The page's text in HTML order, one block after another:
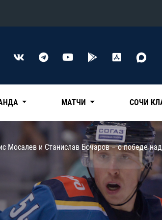
Конференция «Восток»
Нефтехимик
Трактор
Дивизион Чернышева
Авангард
Адмирал
КХЛ
МАТЧИ СОЧИ
Мосалев и Станислав Бочаров – о победе